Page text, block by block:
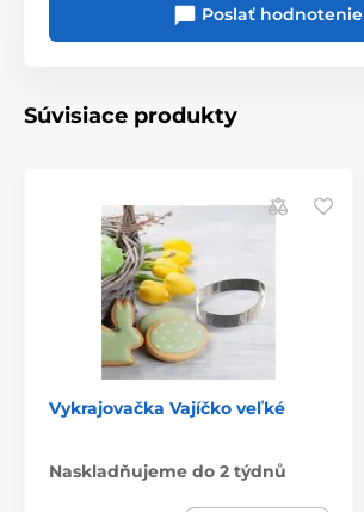
Poslať hodnotenie
Súvisiace produkty
Vykrajovačka Vajíčko veľké
Naskladňujeme do 2 týdnů